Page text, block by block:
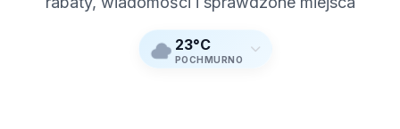
23°C
POCHMURNO